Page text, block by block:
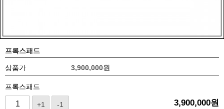
프록스패드
상품가 3,900,000원
프록스패드
+1 -1 3,900,000원